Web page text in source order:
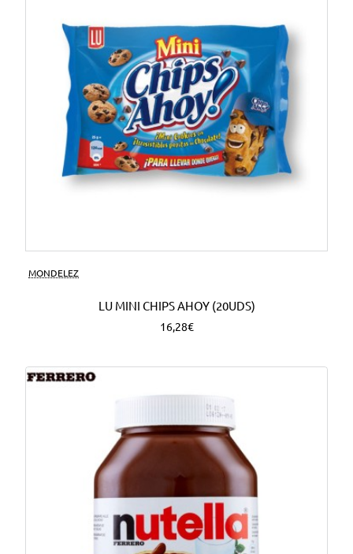
MONDELEZ
LU MINI CHIPS AHOY (20UDS)
16,28€